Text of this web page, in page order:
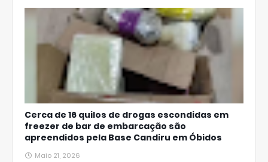
Cerca de 16 quilos de drogas escondidas em
freezer de bar de embarcação são
apreendidos pela Base Candiru em Óbidos
Maio 21, 2026